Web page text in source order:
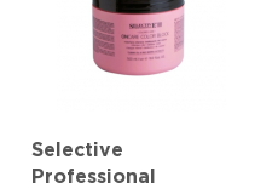
Selective
Professional